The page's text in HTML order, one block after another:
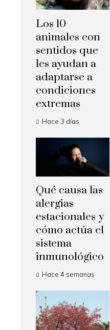
Los 10
animales con
sentidos que
les ayudan a
adaptarse a
condiciones
extremas
Hace 3 días
Qué causa las
alergias
estacionales y
cómo actúa el
sistema
inmunológico
Hace 4 semanas